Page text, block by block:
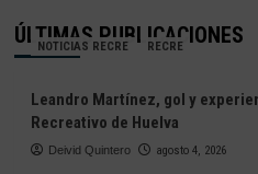
ÚLTIMAS PUBLICACIONES
NOTICIAS RECRE RECRE
Leandro Martínez, gol y
Recreativo de Huelva
Deivid Quintero agosto 4, 2026